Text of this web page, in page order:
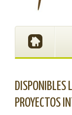
DISPONIBLES
PROYECTOS